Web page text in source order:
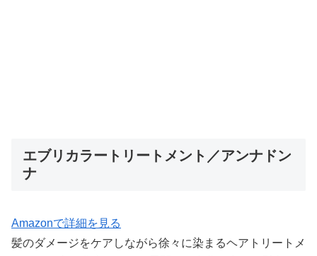
エブリカラートリートメント／アンナドン
ナ
Amazonで詳細を見る
髪のダメージをケアしながら徐々に染まるヘアトリートメ